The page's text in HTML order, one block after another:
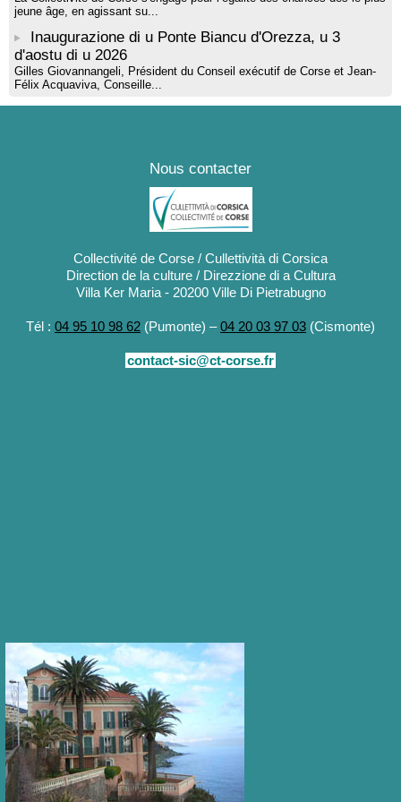
jeune âge, en agissant su...
Inaugurazione di u Ponte Biancu d'Orezza, u 3
d'aostu di u 2026
Gilles Giovannangeli, Président du Conseil exécutif de Corse et Jean-
Félix Acquaviva, Conseille...
Nous contacter
Collectivité de Corse / Cullettività di Corsica
Direction de la culture / Direzzione di a Cultura
Villa Ker Maria - 20200 Ville Di Pietrabugno
Tél : 04 95 10 98 62 (Pumonte) –04 20 03 97 03 (Cismonte)
contact-sic@ct-corse.fr